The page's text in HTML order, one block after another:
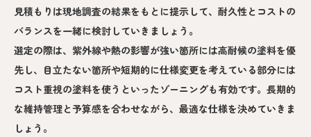
見積もりは現地調査の結果をもとに提示して、耐久性とコストの
バランスを一緒に検討していきましょう。
選定の際は、紫外線や熱の影響が強い箇所には高耐候の塗料を優
先し、目立たない箇所や短期的に仕様変更を考えている部分には
コスト重視の塗料を使うといったゾーニングも有効です。長期的
な維持管理と予算感を合わせながら、最適な仕様を決めていきま
しょう。